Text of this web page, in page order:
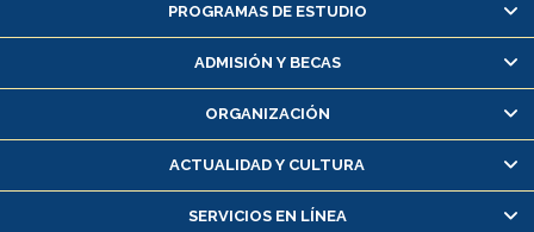
Alumnas/os y exalumnas/os
Matrícula en línea
Inscripción y cambio de asignaturas
Consulta y certificado de notas
Servicio médico y dental
Pago de arancel y crédito alumnos
PROGRAMAS DE ESTUDIO
ADMISIÓN Y BECAS
ORGANIZACIÓN
ACTUALIDAD Y CULTURA
SERVICIOS EN LÍNEA